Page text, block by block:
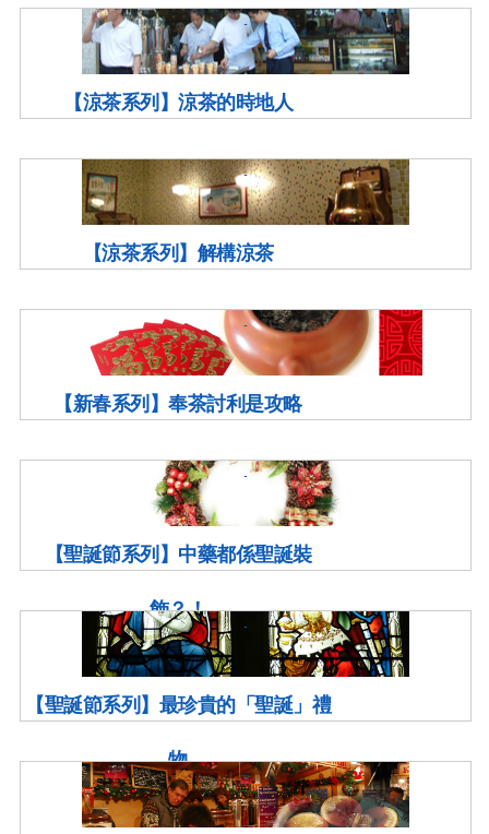
【涼茶系列】涼茶的時地人
【涼茶系列】解構涼茶
【新春系列】奉茶討利是攻略
【聖誕節系列】中藥都係聖誕裝
飾？！
【聖誕節系列】最珍貴的「聖誕」禮
物